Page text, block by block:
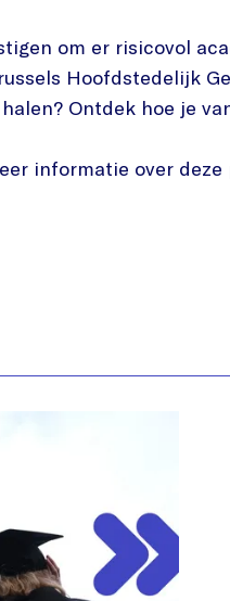
om er risicovol
Hoofdstedelijk
Ontdek hoe je
informatie over deze